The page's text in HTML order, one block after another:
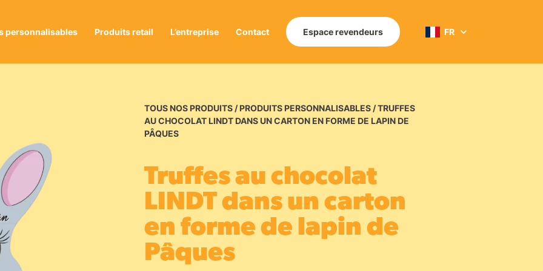
personnalisables Produits retail L’entreprise Contact Espace revendeurs FR
TOUS NOS PRODUITS /PRODUITS PERSONNALISABLES /TRUFFES
AU CHOCOLAT LINDT DANS UN CARTON EN FORME DE LAPIN DE
PÂQUES
Truffes au chocolat
LINDT dans un carton
en forme de lapin de
Pâques